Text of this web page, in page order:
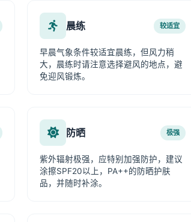
晨练 较适宜
早晨气象条件较适宜晨练，但风力稍
大，晨练时请注意选择避风的地点，避
免迎风锻炼。
防晒 极强
紫外辐射极强，应特别加强防护，建议
涂擦SPF20以上，PA++的防晒护肤
品，并随时补涂。